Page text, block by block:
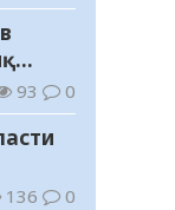
93 0
136 0